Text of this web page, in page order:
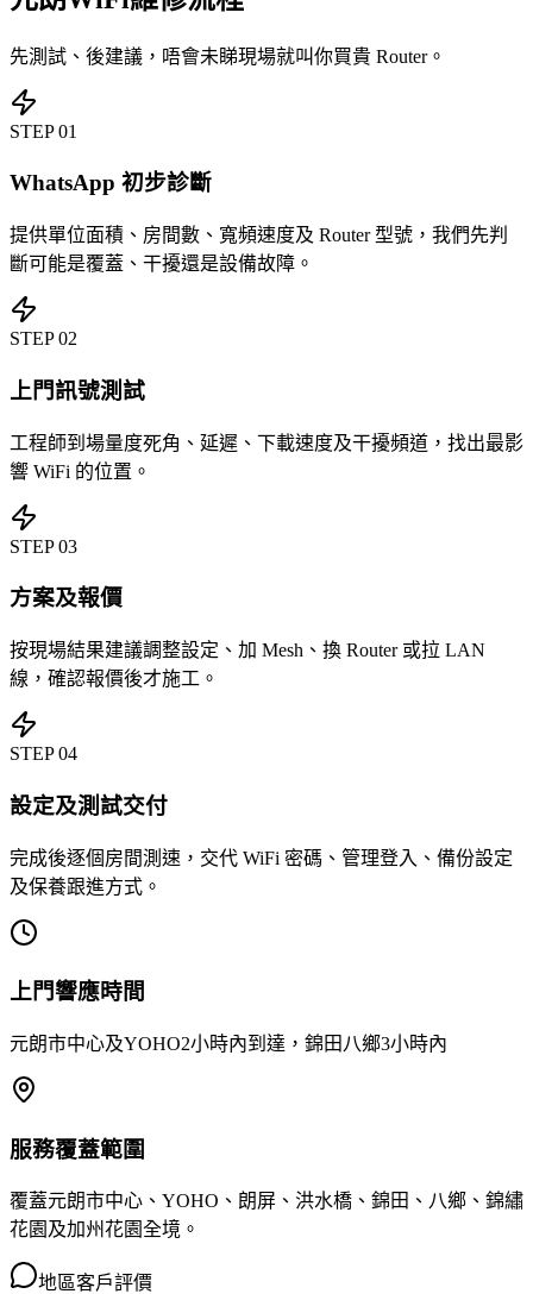
先測試、後建議，唔會未睇現場就叫你買貴 Router。
STEP01
WhatsApp 初步診斷
提供單位面積、房間數、寬頻速度及 Router 型號，我們先判
斷可能是覆蓋、干擾還是設備故障。
STEP02
上門訊號測試
工程師到場量度死角、延遲、下載速度及干擾頻道，找出最影
響 WiFi 的位置。
STEP03
方案及報價
按現場結果建議調整設定、加 Mesh、換 Router 或拉 LAN
線，確認報價後才施工。
STEP04
設定及測試交付
完成後逐個房間測速，交代 WiFi 密碼、管理登入、備份設定
及保養跟進方式。
上門響應時間
元朗市中心及YOHO2小時內到達，錦田八鄉3小時內
服務覆蓋範圍
覆蓋元朗市中心、YOHO、朗屏、洪水橋、錦田、八鄉、錦繡
花園及加州花園全境。
地區客戶評價